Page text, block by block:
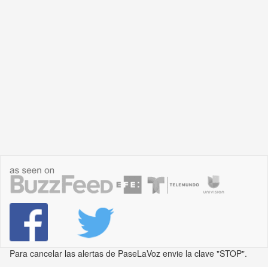
Para cancelar las alertas de PaseLaVoz envie la clave "STOP".